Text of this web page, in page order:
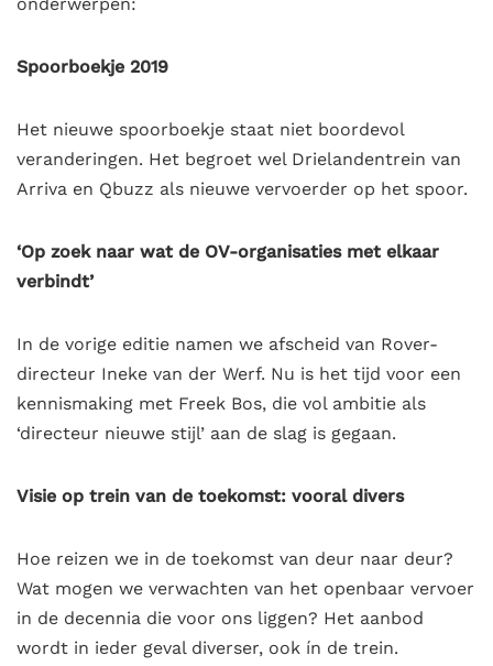
Spoorboekje 2019
Het nieuwe spoorboekje staat niet boordevol
veranderingen. Het begroet wel Drielandentrein van
Arriva en Qbuzz als nieuwe vervoerder op het spoor.
‘Op zoek naar wat de OV-organisaties met elkaar
verbindt’
In de vorige editie namen we afscheid van Rover-
directeur Ineke van der Werf. Nu is het tijd voor een
kennismaking met Freek Bos, die vol ambitie als
‘directeur nieuwe stijl’ aan de slag is gegaan.
Visie op trein van de toekomst: vooral divers
Hoe reizen we in de toekomst van deur naar deur?
Wat mogen we verwachten van het openbaar vervoer
in de decennia die voor ons liggen? Het aanbod
wordt in ieder geval diverser, ook ín de trein.